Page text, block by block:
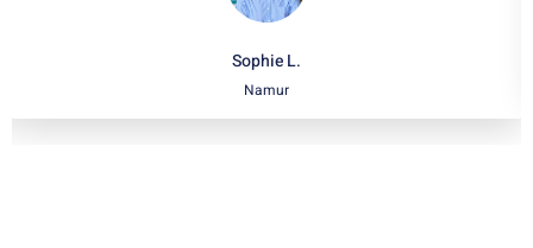
Sophie L.
Namur